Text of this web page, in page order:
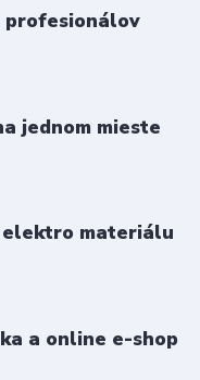
profesionálov
jednom mieste
elektro materiálu
a online e-shop